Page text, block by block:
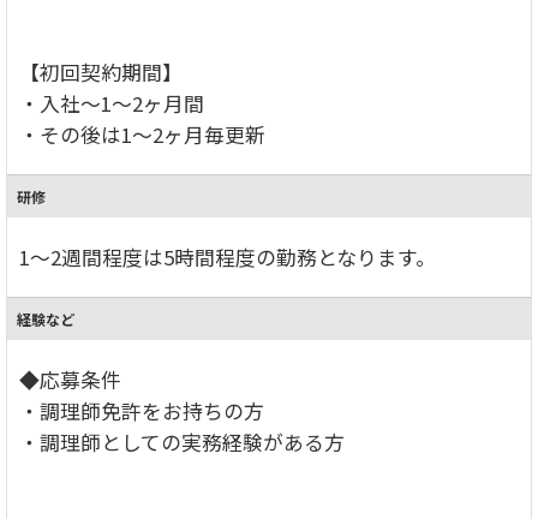
【初回契約期間】
・入社～1～2ヶ月間
・その後は1～2ヶ月毎更新
研修
1～2週間程度は5時間程度の勤務となります。
経験など
◆応募条件
・調理師免許をお持ちの方
・調理師としての実務経験がある方